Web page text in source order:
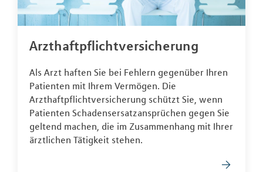
Arzthaftpflichtversicherung
Als Arzt haften Sie bei Fehlern gegenüber Ihren
Patienten mit Ihrem Vermögen. Die
Arzthaftpflichtversicherung schützt Sie, wenn
Patienten Schadensersatzansprüchen gegen Sie
geltend machen, die im Zusammenhang mit Ihrer
ärztlichen Tätigkeit stehen.